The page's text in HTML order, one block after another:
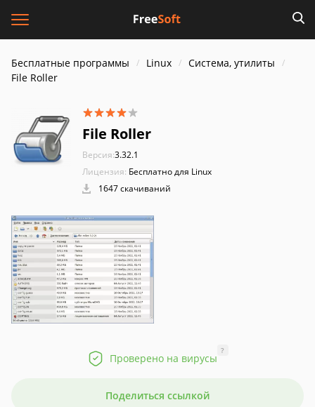
Бесплатные программы Linux
Система, утилиты
File Roller
File Roller
Версия:3.32.1
Лицензия: Бесплатно для Linux
1647 скачиваний
Проверено на вирусы
?
Поделиться ссылкой